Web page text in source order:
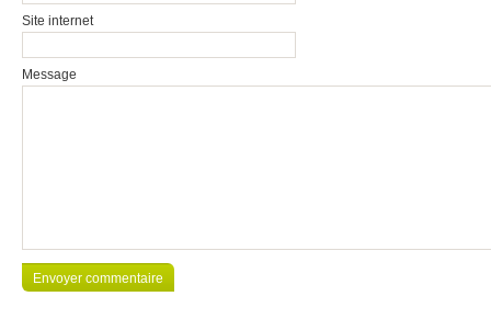
Site internet
Message